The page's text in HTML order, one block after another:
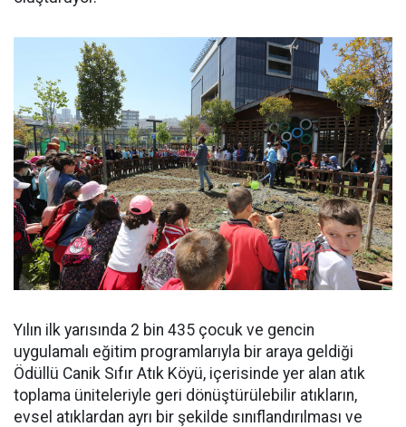
Yılın ilk yarısında 2 bin 435 çocuk ve gencin
uygulamalı eğitim programlarıyla bir araya geldiği
Ödüllü Canik Sıfır Atık Köyü, içerisinde yer alan atık
toplama üniteleriyle geri dönüştürülebilir atıkların,
evsel atıklardan ayrı bir şekilde sınıflandırılması ve